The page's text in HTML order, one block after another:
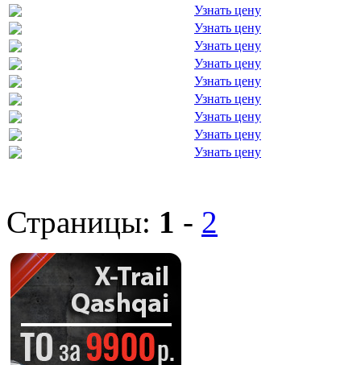
Узнать цену
Узнать цену
Узнать цену
Узнать цену
Узнать цену
Узнать цену
Узнать цену
Узнать цену
Узнать цену
Страницы: 1 - 2